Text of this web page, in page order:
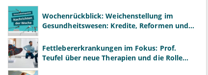
Wochenrückblick: Weichenstellung im
Gesundheitswesen: Kredite, Reformen und
Fettlebererkrankungen im Fokus: Prof.
Teufel über neue Therapien und die Rolle